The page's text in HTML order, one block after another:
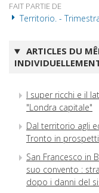
FAIT PARTIE DE
Territorio. -
ARTICLES DU
I super ricchi e il
"Londra capitale"
Dal territorio agli
Tronto in
San Francesco in
suo convento :
dopo i danni del